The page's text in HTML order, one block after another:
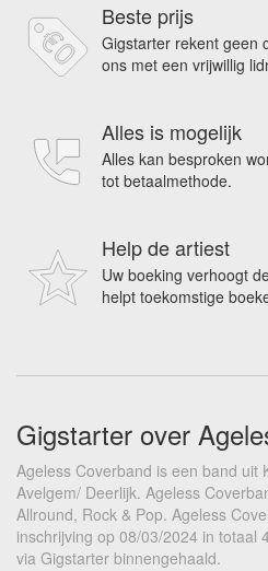
Beste prijs
Gigstarter rekent geen
ons met een vrijwillig
Alles is mogelijk
Alles kan besproken
tot betaalmethode.
Help de artiest
Uw boeking verhoogt
helpt toekomstige
Gigstarter over
Ageless Coverband is een band uit
Avelgem/ Deerlijk. Ageless
Allround, Rock & Pop. Ageless
inschrijving op 08/03/2024 in totaal
via Gigstarter binnengehaald.